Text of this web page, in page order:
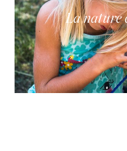
La nature